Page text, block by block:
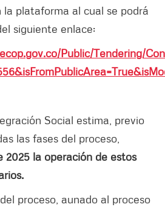
la plataforma al cual se podrá
siguiente enlace:
Public/Tendering/
Social estima, previo
las fases del proceso,
2025 la operación de estos
proceso, aunado al proceso